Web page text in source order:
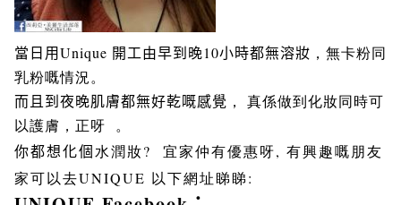
當日用Unique 開工由早到晚10小時都無溶妝 ， 無卡粉同
乳粉嘅情況。
而且到夜晚肌膚都無好乾嘅感覺 ， 真係做到化妝同時可
以護膚 ， 正呀 。
你都想化個水潤妝? 宜家仲有優惠呀, 有興趣嘅朋友
家可以去UNIQUE 以下網址睇睇: